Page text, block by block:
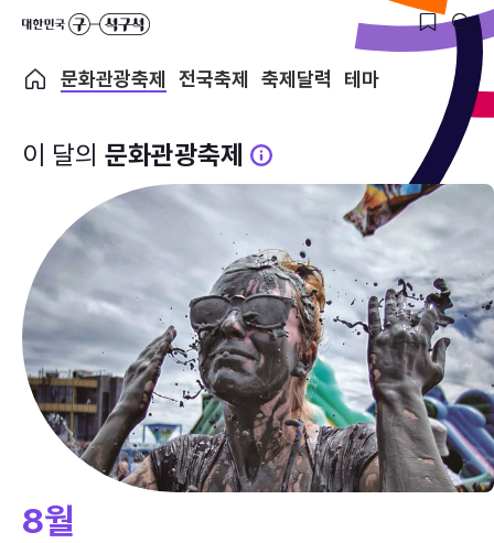
문화관광축제 전국축제 축제달력 테마
이 달의 문화관광축제
8월